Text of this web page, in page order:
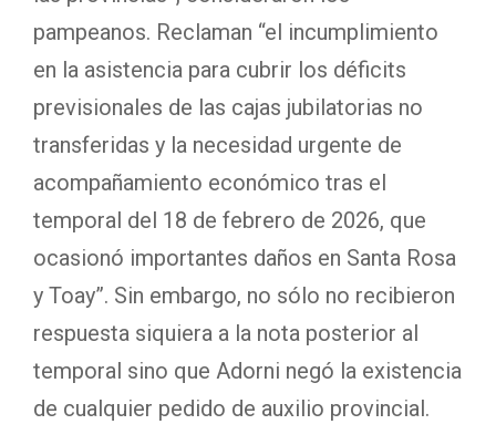
pampeanos. Reclaman “el incumplimiento
en la asistencia para cubrir los déficits
previsionales de las cajas jubilatorias no
transferidas y la necesidad urgente de
acompañamiento económico tras el
temporal del 18 de febrero de 2026, que
ocasionó importantes daños en Santa Rosa
y Toay”. Sin embargo, no sólo no recibieron
respuesta siquiera a la nota posterior al
temporal sino que Adorni negó la existencia
de cualquier pedido de auxilio provincial.